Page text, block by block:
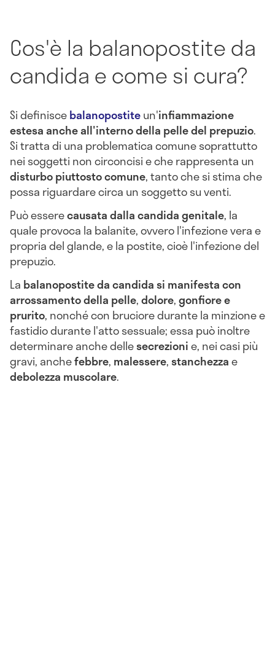
Cos'è la balanopostite da
candida e come si cura?
Si definiscebalanopostiteun'infiammazione
estesa anche all'interno della pelle del prepuzio.
Si tratta di una problematica comune soprattutto
nei soggetti non circoncisi e che rappresenta un
disturbo piuttosto comune, tanto che si stima che
possa riguardare circa un soggetto su venti.
Può esserecausata dalla candida genitale, la
quale provoca la balanite, ovvero l'infezione vera e
propria del glande, e la postite, cioè l'infezione del
prepuzio.
La balanopostite da candida si manifesta con
arrossamento della pelle,dolore,gonfiore e
prurito, nonché con bruciore durante la minzione e
fastidio durante l'atto sessuale; essa può inoltre
determinare anche dellesecrezionie, nei casi più
gravi, anchefebbre, malessere,stanchezzae
debolezza muscolare.